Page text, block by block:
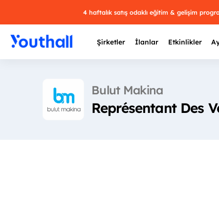
4 haftalık satış odaklı eğitim & gelişim
Şirketler İlanlar Etkinlikler
Bulut Makina
Représentant Des